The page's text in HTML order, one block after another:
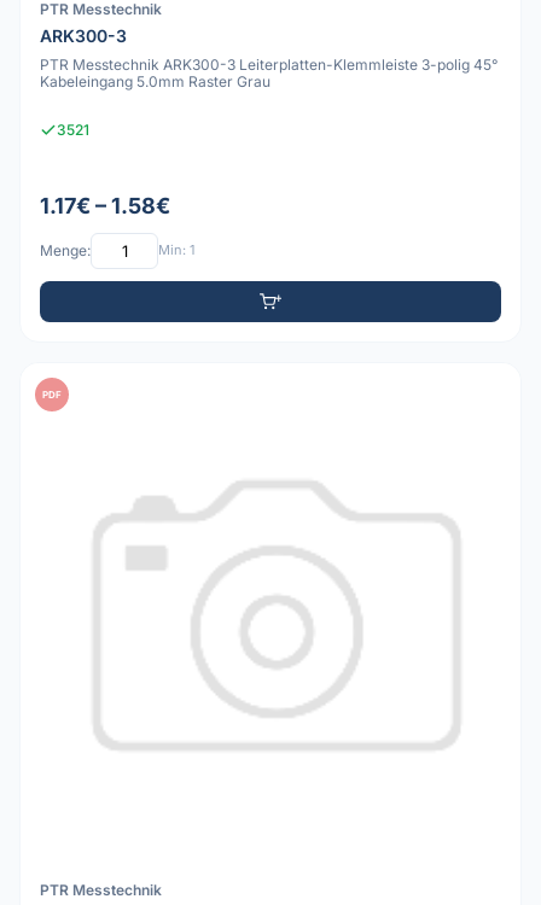
PTR Messtechnik
ARK300-3
PTR Messtechnik ARK300-3 Leiterplatten-Klemmleiste 3-polig 45°
Kabeleingang 5.0mm Raster Grau
3521
1.17€ – 1.58€
Menge: Min: 1
PDF
PTR Messtechnik